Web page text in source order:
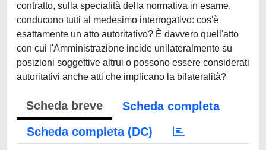
contratto, sulla specialità della normativa in esame,
conducono tutti al medesimo interrogativo: cos'è
esattamente un atto autoritativo? È davvero quell'atto
con cui l'Amministrazione incide unilateralmente su
posizioni soggettive altrui o possono essere considerati
autoritativi anche atti che implicano la bilateralità?
Scheda breve
Scheda completa
Scheda completa (DC)